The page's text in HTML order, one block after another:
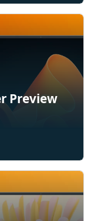
Preview